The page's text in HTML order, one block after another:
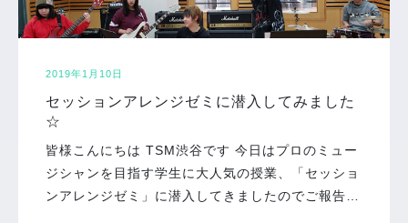
2019年1月10日
セッションアレンジゼミに潜入してみました
☆
皆様こんにちは TSM渋谷です 今日はプロのミュー
ジシャンを目指す学生に大人気の授業、「セッショ
ンアレンジゼミ」に潜入してきましたのでご報告…